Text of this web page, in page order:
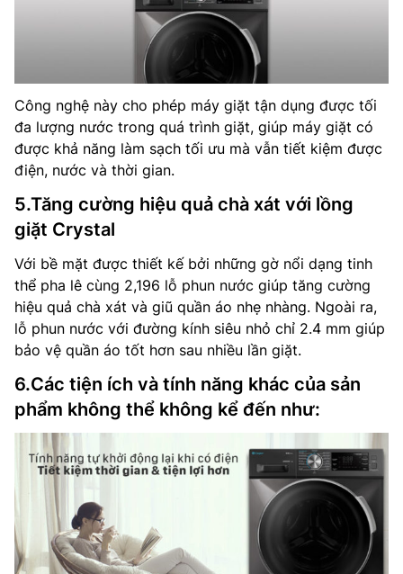
Công nghệ này cho phép máy giặt tận dụng được tối
đa lượng nước trong quá trình giặt, giúp máy giặt có
được khả năng làm sạch tối ưu mà vẫn tiết kiệm được
điện, nước và thời gian.
5.Tăng cường hiệu quả chà xát với lồng
giặt Crystal
Với bề mặt được thiết kế bởi những gờ nổi dạng tinh
thể pha lê cùng 2,196 lỗ phun nước giúp tăng cường
hiệu quả chà xát và giũ quần áo nhẹ nhàng. Ngoài ra,
lỗ phun nước với đường kính siêu nhỏ chỉ 2.4 mm giúp
bảo vệ quần áo tốt hơn sau nhiều lần giặt.
6.Các tiện ích và tính năng khác của sản
phẩm không thể không kể đến như: